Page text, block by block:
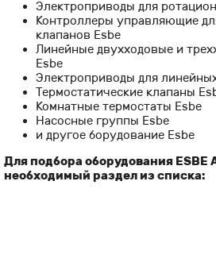
Электроприводы для
Контроллеры управляющие
клапанов Esbe
Линейные двухходовые и
Esbe
Электроприводы для
Термостатические клапаны
Комнатные термостаты Esbe
Насосные группы Esbe
и другое борудование Esbe
Для подбора оборудования ESBE
необходимый раздел из списка: